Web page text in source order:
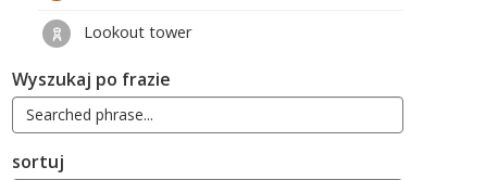
Lookout tower
Wyszukaj po frazie
sortuj